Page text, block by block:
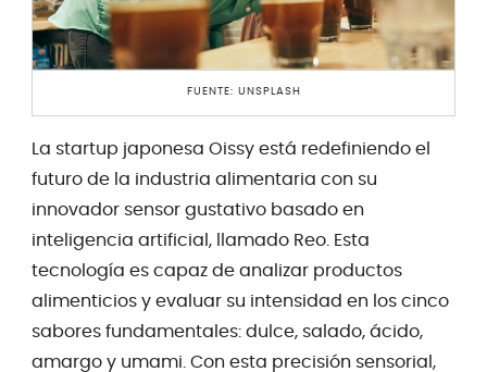
FUENTE: UNSPLASH
La startup japonesa Oissy está redefiniendo el
futuro de la industria alimentaria con su
innovador sensor gustativo basado en
inteligencia artificial, llamado Reo. Esta
tecnología es capaz de analizar productos
alimenticios y evaluar su intensidad en los cinco
sabores fundamentales: dulce, salado, ácido,
amargo y umami. Con esta precisión sensorial,